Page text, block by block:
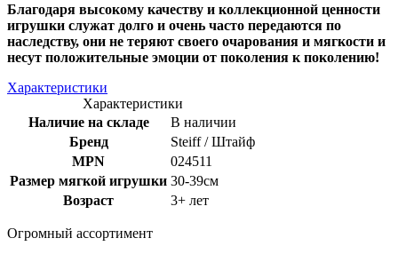
Благодаря высокому качеству и коллекционной ценности
игрушки служат долго и очень часто передаются по
наследству, они не теряют своего очарования и мягкости и
несут положительные эмоции от поколения к поколению!
Характеристики
Характеристики
Наличие на складе
В наличии
Бренд
Steiff / Штайф
MPN
024511
Размер мягкой игрушки 30-39см
Возраст
3+ лет
Огромный ассортимент